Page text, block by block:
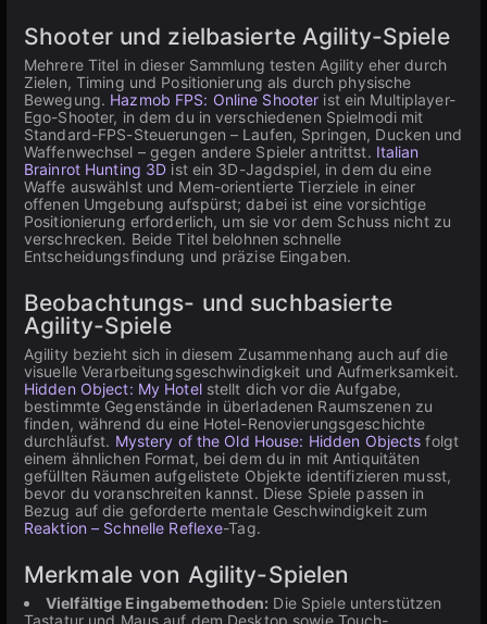
Shooter und zielbasierte Agility-Spiele
Mehrere Titel in dieser Sammlung testen Agility eher durch
Zielen, Timing und Positionierung als durch physische
Bewegung. Hazmob FPS: Online Shooter ist ein Multiplayer-
Ego-Shooter, in dem du in verschiedenen Spielmodi mit
Standard-FPS-Steuerungen – Laufen, Springen, Ducken und
Waffenwechsel – gegen andere Spieler antrittst. Italian
Brainrot Hunting 3D ist ein 3D-Jagdspiel, in dem du eine
Waffe auswählst und Mem-orientierte Tierziele in einer
offenen Umgebung aufspürst; dabei ist eine vorsichtige
Positionierung erforderlich, um sie vor dem Schuss nicht zu
verschrecken. Beide Titel belohnen schnelle
Entscheidungsfindung und präzise Eingaben.
Beobachtungs- und suchbasierte
Agility-Spiele
Agility bezieht sich in diesem Zusammenhang auch auf die
visuelle Verarbeitungsgeschwindigkeit und Aufmerksamkeit.
Hidden Object: My Hotelstellt dich vor die Aufgabe,
bestimmte Gegenstände in überladenen Raumszenen zu
finden, während du eine Hotel-Renovierungsgeschichte
durchläufst. Mystery of the Old House: Hidden Objects folgt
einem ähnlichen Format, bei dem du in mit Antiquitäten
gefüllten Räumen aufgelistete Objekte identifizieren musst,
bevor du voranschreiten kannst. Diese Spiele passen in
Bezug auf die geforderte mentale Geschwindigkeit zum
Reaktion – Schnelle Reflexe-Tag.
Merkmale von Agility-Spielen
Vielfältige Eingabemethoden: Die Spiele unterstützen
Tastatur und Maus auf dem Desktop sowie Touch-